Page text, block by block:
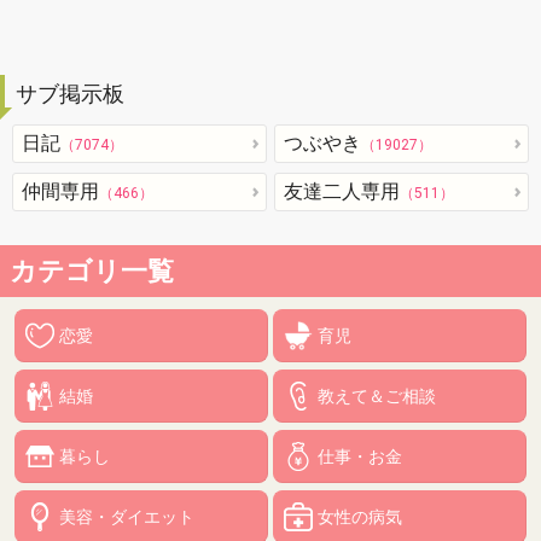
サブ掲示板
日記 （7074） つぶやき （19027）
仲間専用 （466） 友達二人専用 （511）
カテゴリ一覧
恋愛 育児
結婚 教えて＆ご相談
暮らし 仕事・お金
美容・ダイエット 女性の病気